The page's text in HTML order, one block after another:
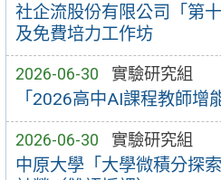
社企流股份有限公司「第
及免費培力工作坊
2026-06-30 實驗研究組
「2026高中AI課程教師增
2026-06-30 實驗研究組
中原大學「大學微積分探